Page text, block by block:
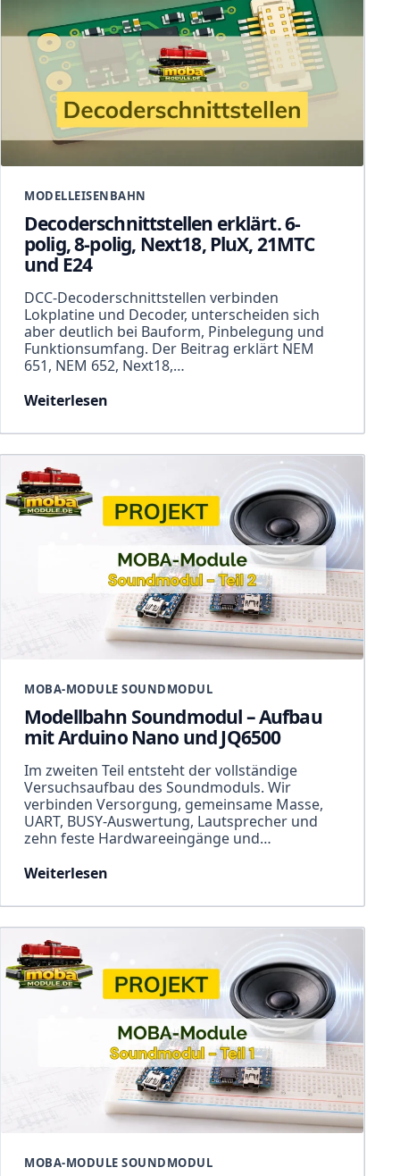
MODELLEISENBAHN
Decoderschnittstellen erklärt. 6-
polig, 8-polig, Next18, PluX, 21MTC
und E24
DCC-Decoderschnittstellen verbinden
Lokplatine und Decoder, unterscheiden sich
aber deutlich bei Bauform, Pinbelegung und
Funktionsumfang. Der Beitrag erklärt NEM
651, NEM 652, Next18,…
Weiterlesen
MOBA-MODULE SOUNDMODUL
Modellbahn Soundmodul – Aufbau
mit Arduino Nano und JQ6500
Im zweiten Teil entsteht der vollständige
Versuchsaufbau des Soundmoduls. Wir
verbinden Versorgung, gemeinsame Masse,
UART, BUSY-Auswertung, Lautsprecher und
zehn feste Hardwareeingänge und…
Weiterlesen
MOBA-MODULE SOUNDMODUL